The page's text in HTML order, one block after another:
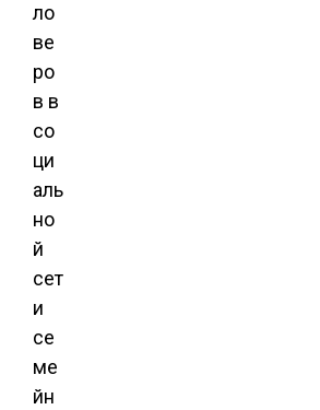
ло
ве
ро
в в
со
ци
аль
но
й
сет
и
се
ме
йн